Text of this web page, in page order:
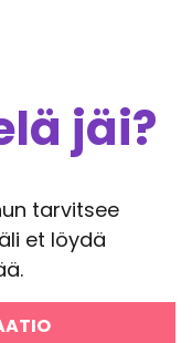
jäi?
tarvitsee
et löydä